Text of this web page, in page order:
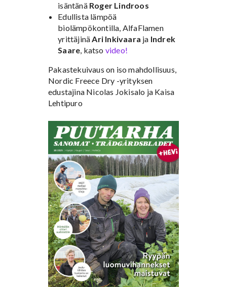
isäntänä Roger Lindroos
Edullista lämpöä
biolämpökontilla, AlfaFlamen
yrittäjinäAri Inkivaara ja Indrek
Saare, katso video!
Pakastekuivaus on iso mahdollisuus,
Nordic Freece Dry -yrityksen
edustajina Nicolas Jokisalo ja Kaisa
Lehtipuro